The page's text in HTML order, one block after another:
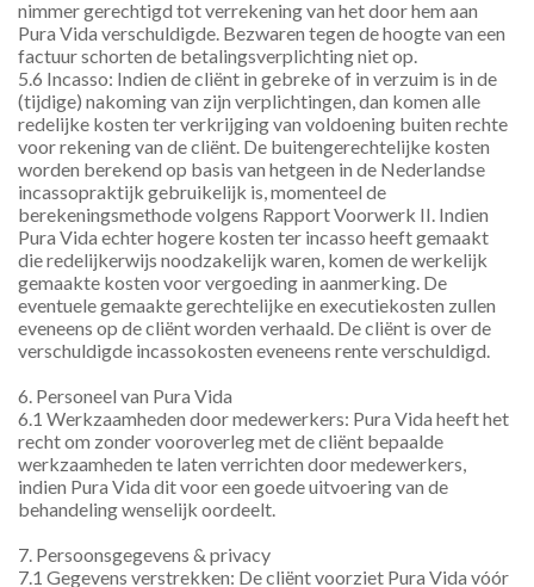
nimmer gerechtigd tot verrekening van het door hem aan
Pura Vida verschuldigde. Bezwaren tegen de hoogte van een
factuur schorten de betalingsverplichting niet op.
5.6 Incasso: Indien de cliënt in gebreke of in verzuim is in de
(tijdige) nakoming van zijn verplichtingen, dan komen alle
redelijke kosten ter verkrijging van voldoening buiten rechte
voor rekening van de cliënt. De buitengerechtelijke kosten
worden berekend op basis van hetgeen in de Nederlandse
incassopraktijk gebruikelijk is, momenteel de
berekeningsmethode volgens Rapport Voorwerk II. Indien
Pura Vida echter hogere kosten ter incasso heeft gemaakt
die redelijkerwijs noodzakelijk waren, komen de werkelijk
gemaakte kosten voor vergoeding in aanmerking. De
eventuele gemaakte gerechtelijke en executiekosten zullen
eveneens op de cliënt worden verhaald. De cliënt is over de
verschuldigde incassokosten eveneens rente verschuldigd.
6. Personeel van Pura Vida
6.1 Werkzaamheden door medewerkers: Pura Vida heeft het
recht om zonder vooroverleg met de cliënt bepaalde
werkzaamheden te laten verrichten door medewerkers,
indien Pura Vida dit voor een goede uitvoering van de
behandeling wenselijk oordeelt.
7. Persoonsgegevens & privacy
7.1 Gegevens verstrekken: De cliënt voorziet Pura Vida vóór